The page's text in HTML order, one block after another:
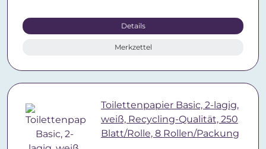
Details
Merkzettel
Toilettenpapier Basic, 2-lagig,
weiß, Recycling-Qualität, 250
Blatt/Rolle, 8 Rollen/Packung